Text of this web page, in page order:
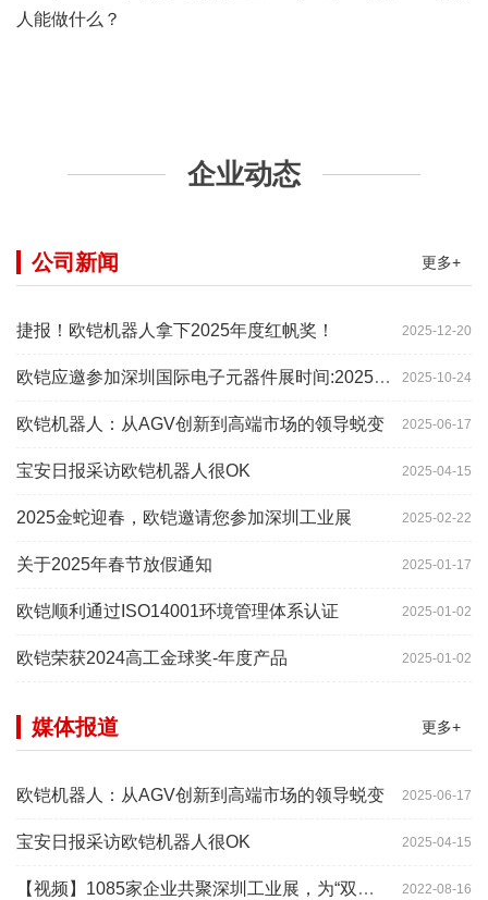
人能做什么？
企业动态
更多+
公司新闻
2025-12-20
捷报！欧铠机器人拿下2025年度红帆奖！
2025-10-24
欧铠应邀参加深圳国际电子元器件展时间:2025年10月28-
2025-06-17
欧铠机器人：从AGV创新到高端市场的领导蜕变
2025-04-15
宝安日报采访欧铠机器人很OK
2025-02-22
2025金蛇迎春，欧铠邀请您参加深圳工业展
2025-01-17
关于2025年春节放假通知
2025-01-02
欧铠顺利通过ISO14001环境管理体系认证
2025-01-02
欧铠荣获2024高工金球奖-年度产品
更多+
媒体报道
2025-06-17
欧铠机器人：从AGV创新到高端市场的领导蜕变
2025-04-15
宝安日报采访欧铠机器人很OK
2022-08-16
【视频】1085家企业共聚深圳工业展，为“双链”畅通堵点、卡点